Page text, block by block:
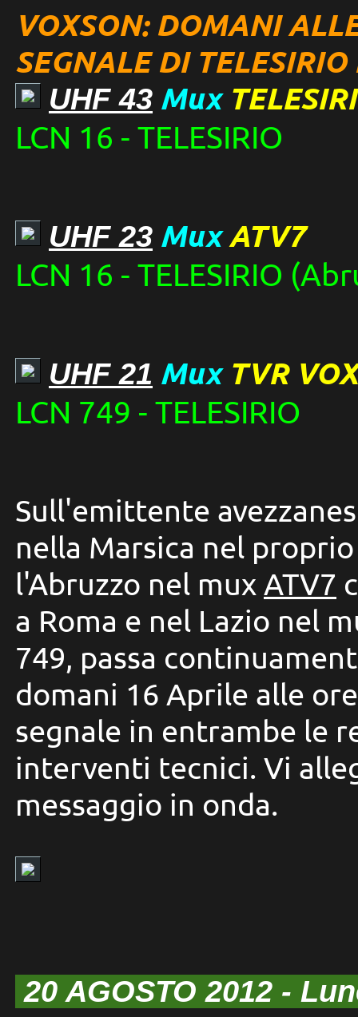
VOXSON: DOMANI
SEGNALE DI
UHF 43 Mux
LCN 16 - TELESIRIO
UHF 23 MuxATV7
LCN 16 - TELESIRIO
UHF 21 Mux TVR
LCN 749 - TELESIRIO
Sull'emittente
nella Marsica nel
l'Abruzzo nel mux ATV7
a Roma e nel Lazio nel
749, passa
domani 16 Aprile alle
segnale in entrambe le
interventi tecnici. Vi
messaggio in onda.
20 AGOSTO 2012 -